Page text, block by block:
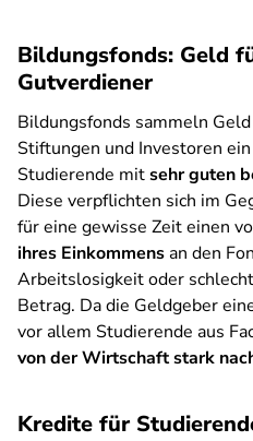
Bildungsfonds: Geld
Gutverdiener
Bildungsfonds sammeln
Stiftungen und Investoren
Studierende mitsehr guten
Diese verpflichten sich im
für eine gewisse Zeit einen
ihres Einkommensan den
Arbeitslosigkeit oder
Betrag. Da die Geldgeber
vor allem Studierende aus
von der Wirtschaft stark
Kredite für